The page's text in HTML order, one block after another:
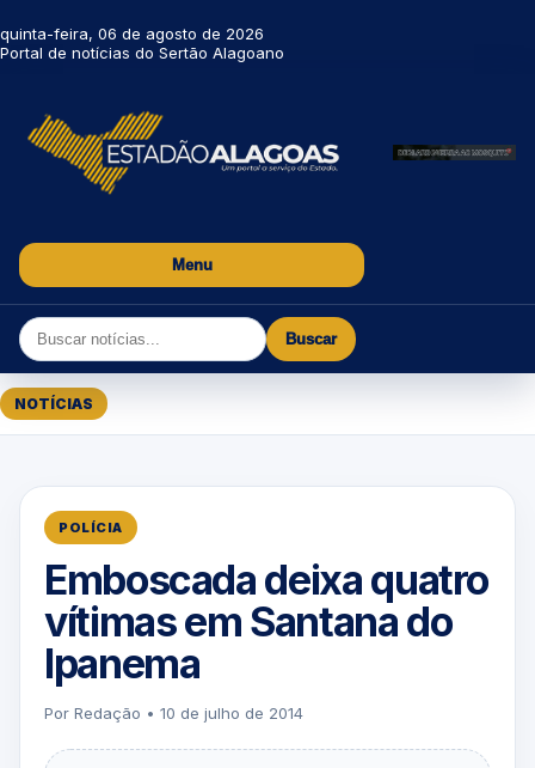
quinta-feira, 06 de agosto de 2026
Portal de notícias do Sertão Alagoano
Menu
Buscar
NOTÍCIAS
POLÍCIA
Emboscada deixa quatro
vítimas em Santana do
Ipanema
Por Redação • 10 de julho de 2014